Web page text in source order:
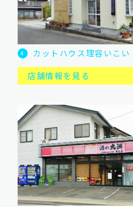
4
カットハウス理容いこい
店舗情報を見る